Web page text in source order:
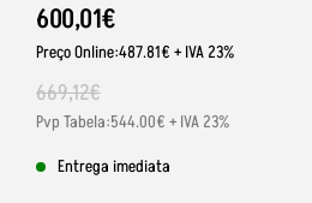
600,01€
Preço Online:487.81€ + IVA 23%
669,12€
Pvp Tabela:544.00€ + IVA 23%
Entrega imediata